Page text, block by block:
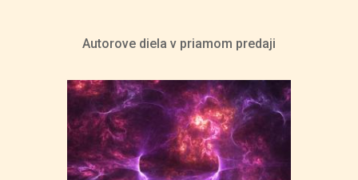
Autorove diela v priamom predaji